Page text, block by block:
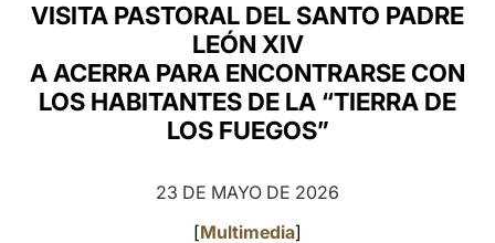
العربيّة
中文
LATINE
VISITA PASTORAL DEL SANTO PADRE
LEÓN XIV
A ACERRA PARA ENCONTRARSE CON
LOS HABITANTES DE LA “TIERRA DE
LOS FUEGOS”
23 DE MAYO DE 2026
[Multimedia]